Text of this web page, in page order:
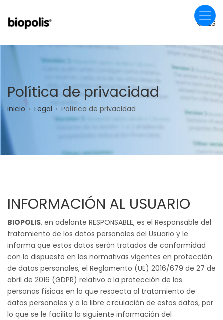
contenido
ES
Política de privacidad
Sobrescribir
enlaces
de
la
navegación
Inicio Legal Política de privacidad
INFORMACIÓN AL USUARIO
BIOPOLIS, en adelante RESPONSABLE, es el Responsable del
tratamiento de los datos personales del Usuario y le
informa que estos datos serán tratados de conformidad
con lo dispuesto en las normativas vigentes en protección
de datos personales, el Reglamento (UE) 2016/679 de 27 de
abril de 2016 (GDPR) relativo a la protección de las
personas físicas en lo que respecta al tratamiento de
datos personales y a la libre circulación de estos datos, por
lo que se le facilita la siguiente información del